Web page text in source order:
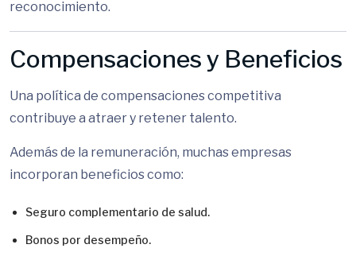
reconocimiento.
Compensaciones y Beneficios
Una política de compensaciones competitiva
contribuye a atraer y retener talento.
Además de la remuneración, muchas empresas
incorporan beneficios como:
Seguro complementario de salud.
Bonos por desempeño.